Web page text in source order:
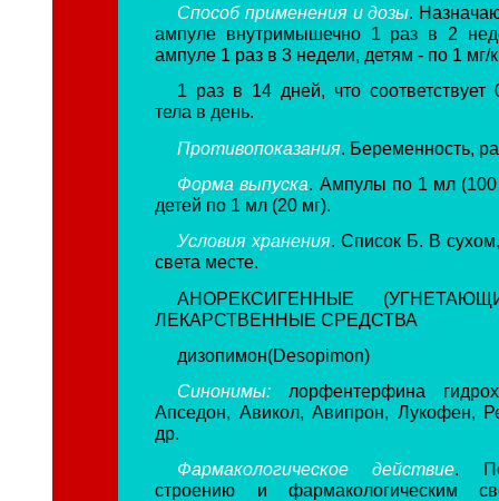
Способ применения и дозы.
ампуле внутримышечно 1 раз в 2
ампуле 1 раз в 3 недели, детям - по 1 мг/
1 раз в 14 дней, что соответствует
тела в день.
Противопоказания . Беременность,
Форма выпуска. Ампулы по 1 мл
детей по 1 мл (20 мг).
Условия хранения. Список Б. В
света месте.
АНОРЕКСИГЕННЫЕ
ЛЕКАРСТВЕННЫЕ СРЕДСТВА
дизопимон(Desopimon)
Синонимы: лорфентерфина
Апседон, Авикол, Авипрон, Лукофен,
др.
Фармакологическое действие. По
строению и фармакологическим